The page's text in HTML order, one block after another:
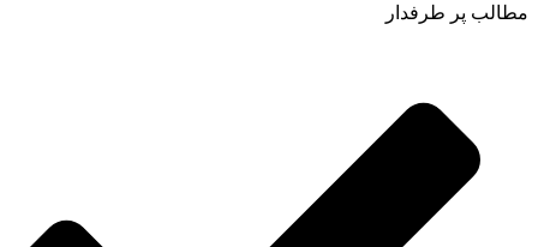
مطالب پر طرفدار